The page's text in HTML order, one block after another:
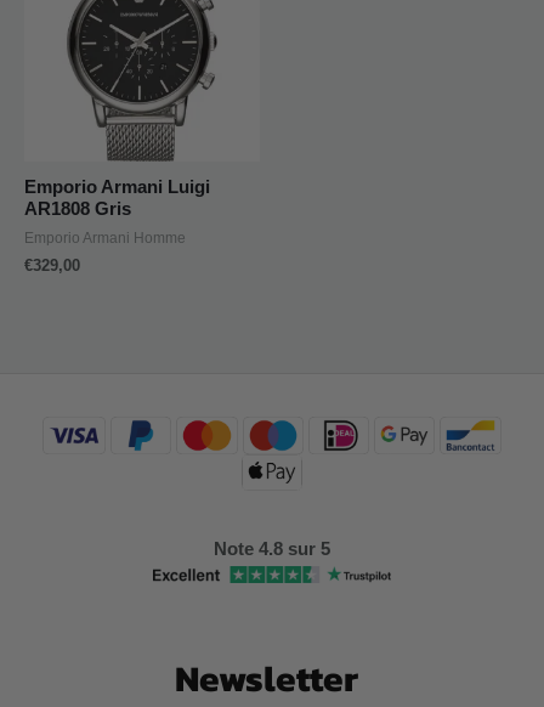
Emporio Armani Luigi
AR1808 Gris
Emporio Armani Homme
€329,00
Note 4.8 sur 5
Newsletter